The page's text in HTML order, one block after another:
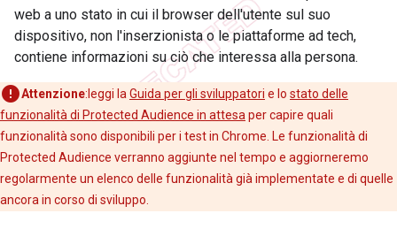
web a uno stato in cui il browser dell'utente sul suo
dispositivo, non l'inserzionista o le piattaforme ad tech,
contiene informazioni su ciò che interessa alla persona.
Attenzione:leggi la Guida per gli sviluppatori e lo stato delle
funzionalità di Protected Audience in attesa per capire quali
funzionalità sono disponibili per i test in Chrome. Le funzionalità di
Protected Audience verranno aggiunte nel tempo e aggiorneremo
regolarmente un elenco delle funzionalità già implementate e di quelle
ancora in corso di sviluppo.